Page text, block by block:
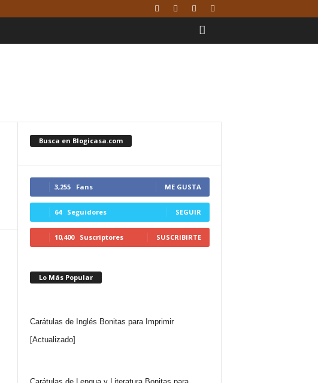
Busca en Blogicasa.com
3,255 Fans ME GUSTA
64 Seguidores SEGUIR
10,400 Suscriptores SUSCRIBIRTE
Lo Más Popular
Carátulas de Inglés Bonitas para Imprimir
[Actualizado]